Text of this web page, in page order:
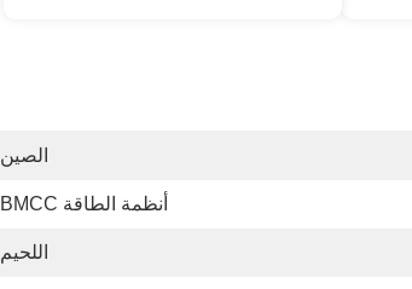
الصين
أنظمة الطاقة BMCC
اللحيم